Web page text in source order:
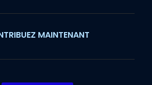
MAINTENANT